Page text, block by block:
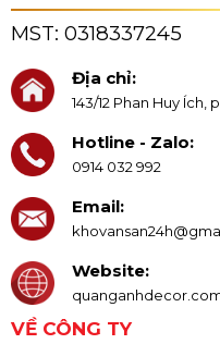
MST: 0318337245
Địa chỉ:
143/12 Phan Huy Ích,
Hotline - Zalo:
0914 032 992
Email:
Website:
VỀ CÔNG TY